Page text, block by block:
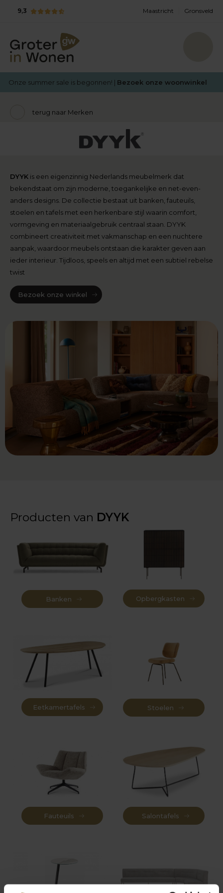
9,3 Maastricht Gronsveld
Onze summer sale is begonnen! | Bezoek onze woonwinkel
terug naar Merken
DYYK is een eigenzinnig Nederlands meubelmerk dat
bekendstaat om zijn moderne, toegankelijke en net-even-
anders designs. De collectie bestaat uit banken, fauteuils,
stoelen en tafels met een herkenbare stijl waarin comfort,
vormgeving en materiaalgebruik centraal staan. DYYK
combineert creativiteit met vakmanschap en een nuchtere
aanpak, waardoor meubels ontstaan die karakter geven aan
ieder interieur. Tijdloos, speels en altijd met een subtiel rebelse
twist
Bezoek onze winkel
Producten van DYYK
Banken Opbergkasten
Eetkamertafels Stoelen
Fauteuils Salontafels